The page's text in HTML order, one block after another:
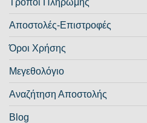
Αποστολές-Επιστροφές
Όροι Χρήσης
Μεγεθολόγιο
Αναζήτηση Αποστολής
Blog